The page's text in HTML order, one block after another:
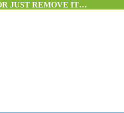
JUST REMOVE IT…